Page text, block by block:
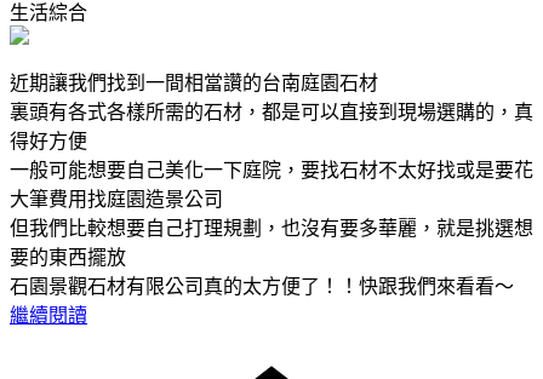
生活綜合
近期讓我們找到一間相當讚的台南庭園石材
裏頭有各式各樣所需的石材，都是可以直接到現場選購的，真
得好方便
一般可能想要自己美化一下庭院，要找石材不太好找或是要花
大筆費用找庭園造景公司
但我們比較想要自己打理規劃，也沒有要多華麗，就是挑選想
要的東西擺放
石園景觀石材有限公司真的太方便了！！快跟我們來看看～
繼續閱讀